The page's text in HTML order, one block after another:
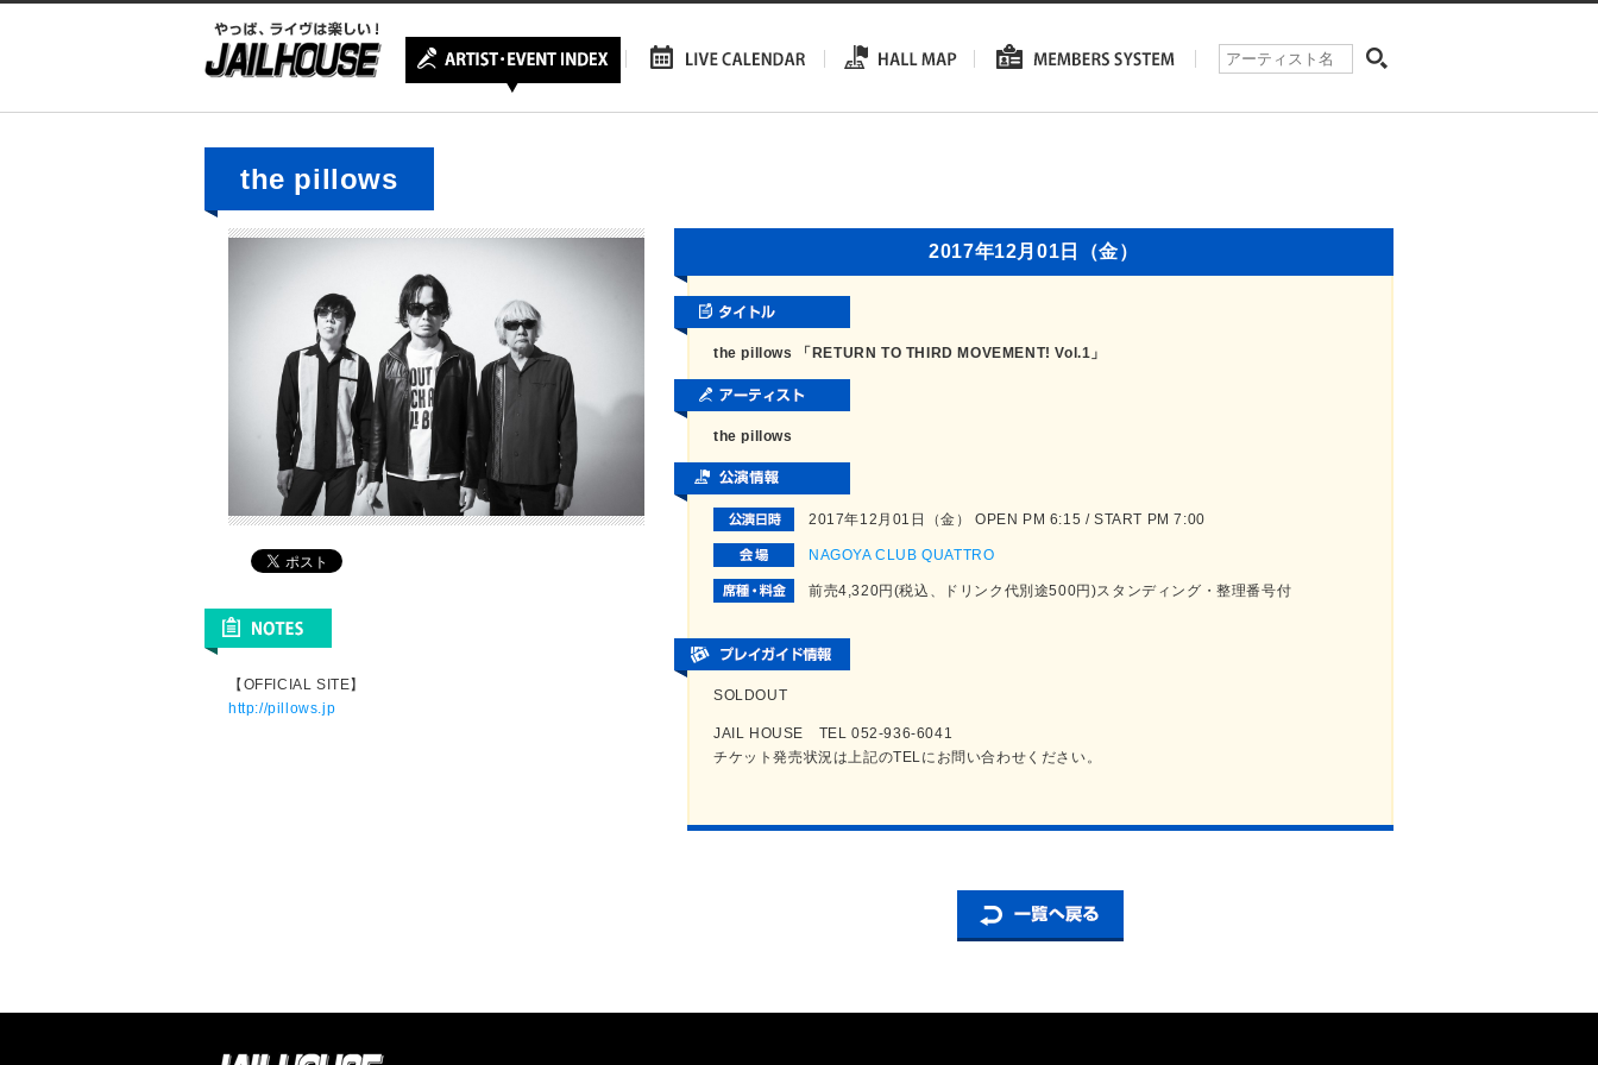
the pillows
【OFFICIAL SITE】
http://pillows.jp
2017年12月01日（金）
the pillows 「RETURN TO THIRD MOVEMENT! Vol.1」
the pillows
2017年12月01日（金） OPEN PM 6:15 / START PM 7:00
NAGOYA CLUB QUATTRO
前売4,320円(税込、ドリンク代別途500円)スタンディング・整理番号付
SOLDOUT
JAIL HOUSE TEL 052-936-6041
チケット発売状況は上記のTELにお問い合わせください。